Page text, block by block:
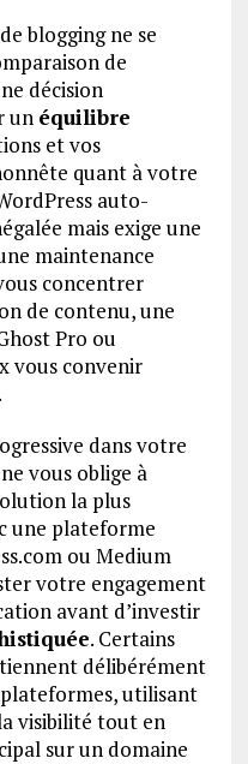
blogging ne se
de
décision
un équilibre
et vos
quant à votre
auto-
mais exige une
maintenance
concentrer
de contenu, une
Pro ou
vous convenir
dans votre
vous oblige à
la plus
une plateforme
ou Medium
votre engagement
avant d’investir
. Certains
délibérément
utilisant
visibilité tout en
sur un domaine